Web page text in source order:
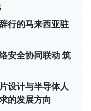
行的马来西亚驻
安全协同联动 筑
设计与半导体人
的发展方向